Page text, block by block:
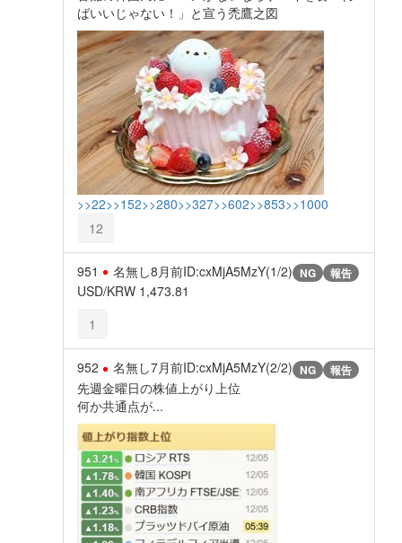
ばいいじゃない！」と宣う禿鷹之図
>>22>>152>>280>>327>>602>>853>>1000
12
951 名無し8月前ID:cxMjA5MzY(1/2) NG 報告
USD/KRW 1,473.81
1
952 名無し7月前ID:cxMjA5MzY(2/2) NG 報告
先週金曜日の株値上がり上位
何か共通点が...